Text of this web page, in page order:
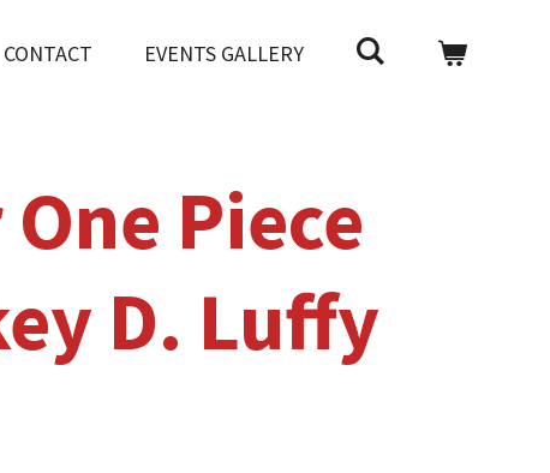
CONTACT EVENTS GALLERY
Piece
D. Luffy